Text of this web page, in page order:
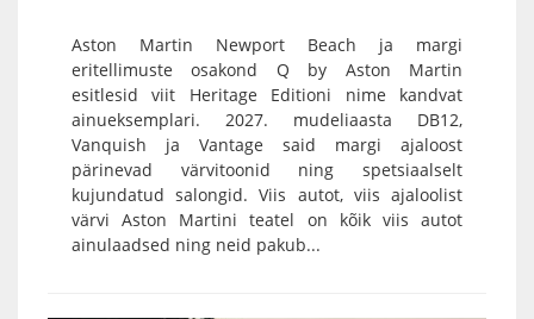
Aston Martin Newport Beach ja margi
eritellimuste osakond Q by Aston Martin
esitlesid viit Heritage Editioni nime kandvat
ainueksemplari. 2027. mudeliaasta DB12,
Vanquish ja Vantage said margi ajaloost
pärinevad värvitoonid ning spetsiaalselt
kujundatud salongid. Viis autot, viis ajaloolist
värvi Aston Martini teatel on kõik viis autot
ainulaadsed ning neid pakub...